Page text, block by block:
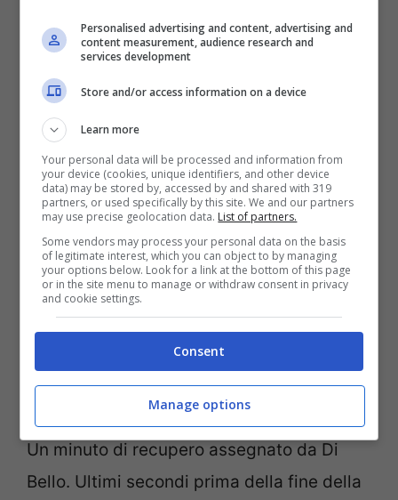
svolta nel match: Reca perde il contatto
con il pallone e lo tocca con il braccio: per
Di Bello è rigore e l’ex Crotone non
protesta.
45’+1 – Finisce il primo tempo
Finisce a reti bianche il primo tempo del
Picco. Lo Spezia molto ordinato non ha
rischiato praticamente nulla. Il Napoli deve
fare altro per conquistare i tre punti.
45′ – Un minuto di recupero
Un minuto di recupero assegnato da Di
Bello. Ultimi secondi prima della fine della
Personalised advertising and content, advertising and
content measurement, audience research and
services development
Store and/or access information on a device
Learn more
Your personal data will be processed and information from
your device (cookies, unique identifiers, and other device
data) may be stored by, accessed by and shared with 319
partners, or used specifically by this site. We and our partners
may use precise geolocation data. List of partners.
Some vendors may process your personal data on the basis
of legitimate interest, which you can object to by managing
your options below. Look for a link at the bottom of this page
or in the site menu to manage or withdraw consent in privacy
and cookie settings.
Consent
Manage options